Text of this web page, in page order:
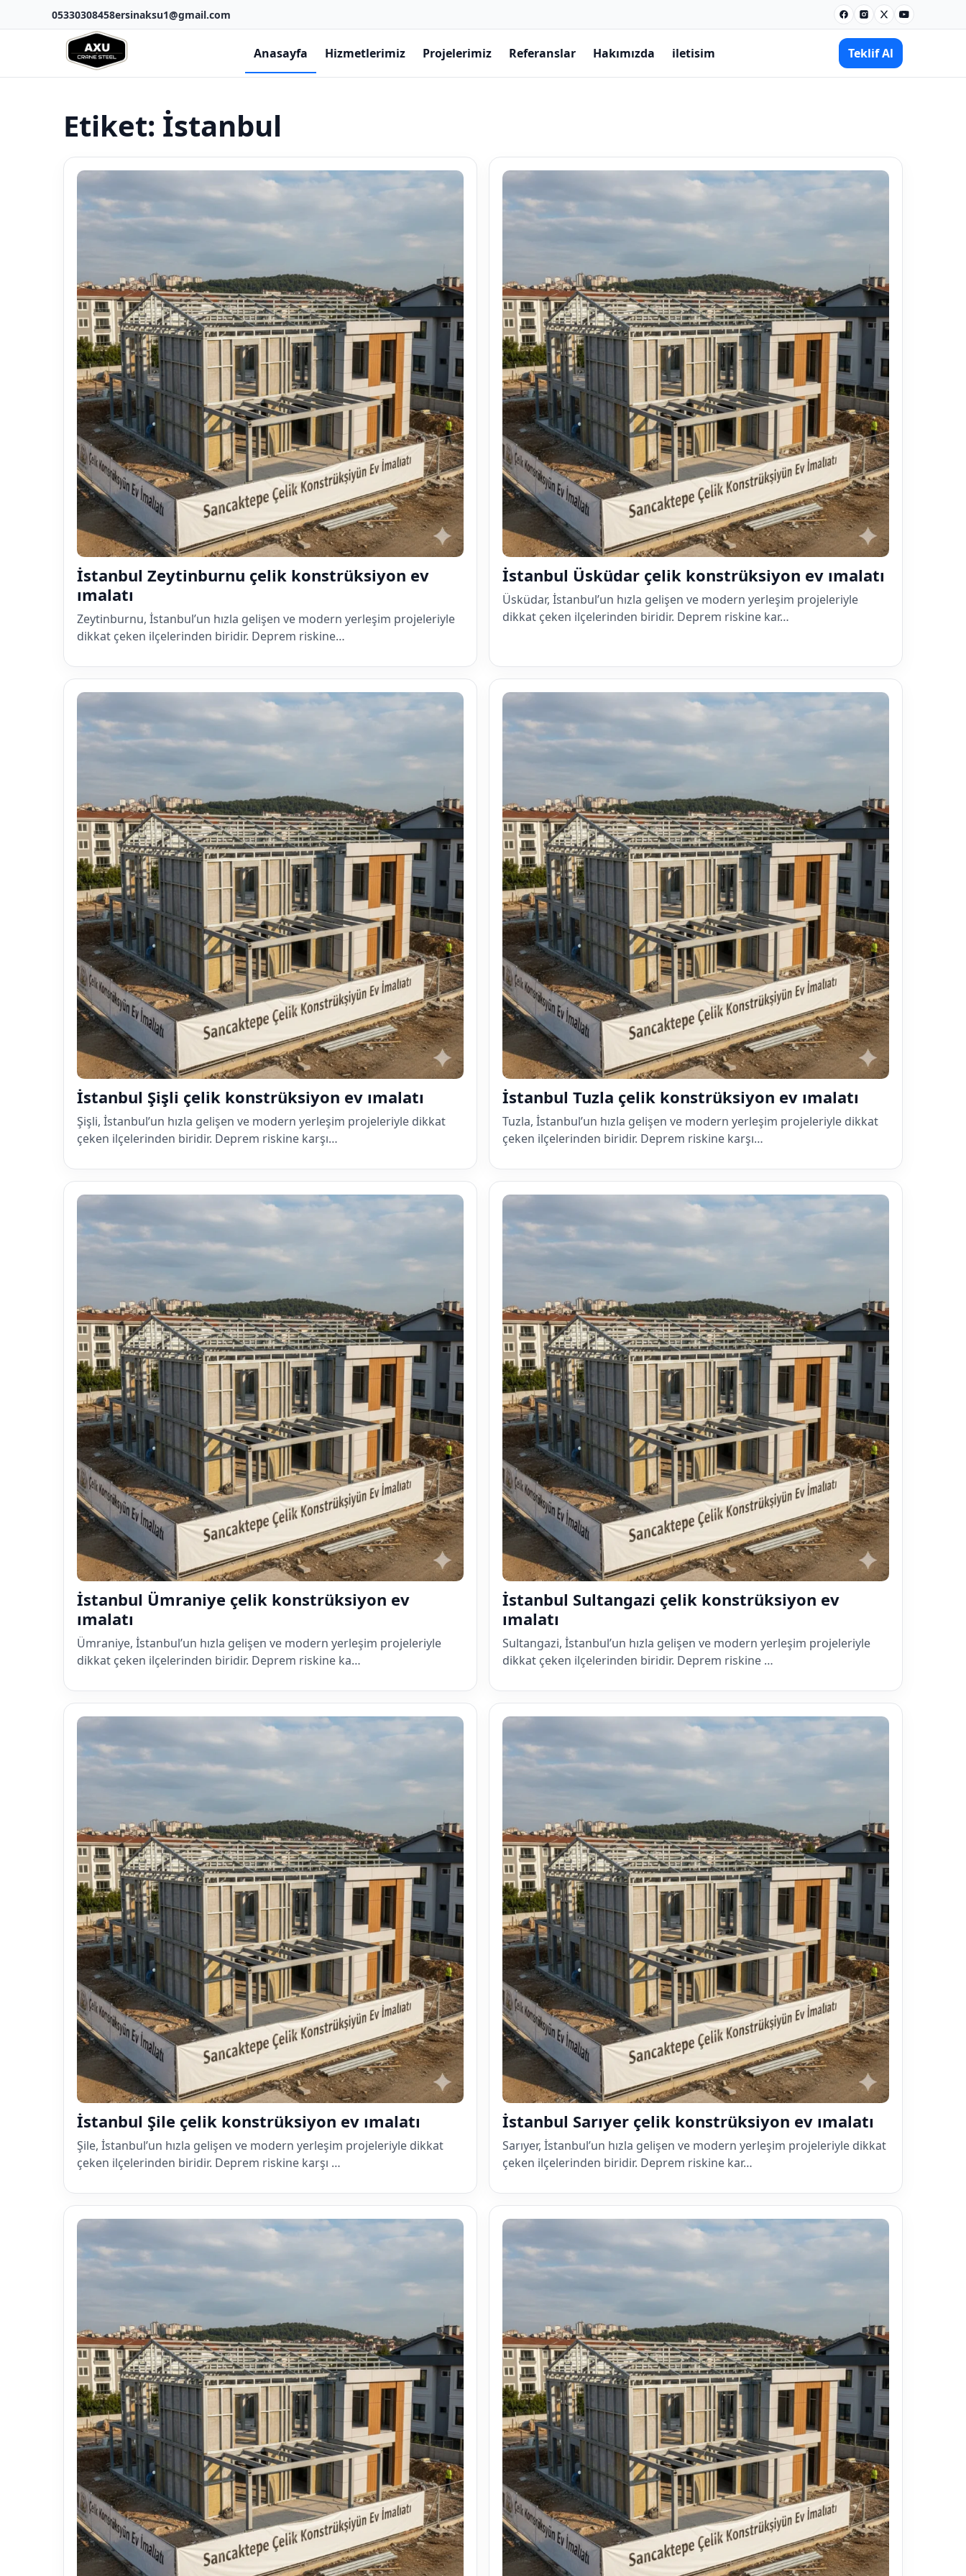
05330308458ersinaksu1@gmail.com Facebook
Instagram
X Youtube
Anasayfa Hizmetlerimiz Projelerimiz Referanslar Hakımızda iletisim Teklif Al
Etiket: İstanbul
İstanbul Zeytinburnu çelik konstrüksiyon ev
ımalatı
Zeytinburnu, İstanbul’un hızla gelişen ve modern yerleşim projeleriyle
dikkat çeken ilçelerinden biridir. Deprem riskine…
İstanbul Üsküdar çelik konstrüksiyon ev ımalatı
Üsküdar, İstanbul’un hızla gelişen ve modern yerleşim projeleriyle
dikkat çeken ilçelerinden biridir. Deprem riskine kar…
İstanbul Şişli çelik konstrüksiyon ev ımalatı
Şişli, İstanbul’un hızla gelişen ve modern yerleşim projeleriyle dikkat
çeken ilçelerinden biridir. Deprem riskine karşı…
İstanbul Tuzla çelik konstrüksiyon ev ımalatı
Tuzla, İstanbul’un hızla gelişen ve modern yerleşim projeleriyle dikkat
çeken ilçelerinden biridir. Deprem riskine karşı…
İstanbul Ümraniye çelik konstrüksiyon ev
ımalatı
Ümraniye, İstanbul’un hızla gelişen ve modern yerleşim projeleriyle
dikkat çeken ilçelerinden biridir. Deprem riskine ka…
İstanbul Sultangazi çelik konstrüksiyon ev
ımalatı
Sultangazi, İstanbul’un hızla gelişen ve modern yerleşim projeleriyle
dikkat çeken ilçelerinden biridir. Deprem riskine …
İstanbul Şile çelik konstrüksiyon ev ımalatı
Şile, İstanbul’un hızla gelişen ve modern yerleşim projeleriyle dikkat
çeken ilçelerinden biridir. Deprem riskine karşı …
İstanbul Sarıyer çelik konstrüksiyon ev ımalatı
Sarıyer, İstanbul’un hızla gelişen ve modern yerleşim projeleriyle dikkat
çeken ilçelerinden biridir. Deprem riskine kar…